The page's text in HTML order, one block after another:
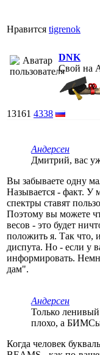
Нравится tigrenok
DNK
Свой на
13161 4338
Андерсен
Дмитрий, вас
Вы забываете одну
Называется - факт. У
спектры ставят
Поэтому вы можете
весов - это будет
положить я. Так что,
диспута. Но - если у
информировать.
дам".
Андерсен
Только
плохо, а БИМСы
Когда человек